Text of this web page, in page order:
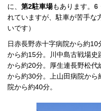
に、 第2駐車場もあります。 6
れていますが、駐車が苦手な
いです）
日赤長野赤十字病院から約10
から約15分。
川中島古戦場
から約20分。厚生連長野松
から約30分。上山田病院か
院から約40分。